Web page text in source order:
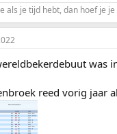
als je tijd hebt, dan hoef je
was
reed vorig jaar